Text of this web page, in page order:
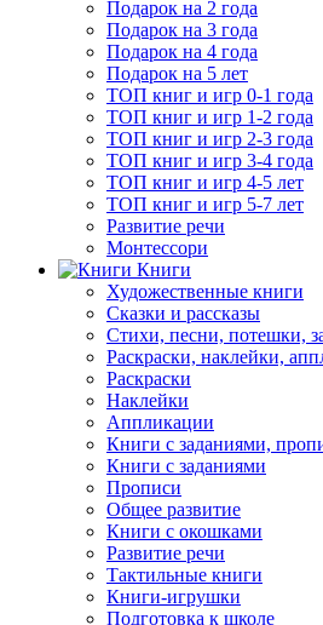
Подарок на 2 года
Подарок на 3 года
Подарок на 4 года
Подарок на 5 лет
ТОП книг и игр 0-1 года
ТОП книг и игр 1-2 года
ТОП книг и игр 2-3 года
ТОП книг и игр 3-4 года
ТОП книг и игр 4-5 лет
ТОП книг и игр 5-7 лет
Развитие речи
Монтессори
Книги
Художественные книги
Сказки и рассказы
Стихи, песни, потешки,
Раскраски, наклейки,
Раскраски
Наклейки
Аппликации
Книги с заданиями,
Книги с заданиями
Прописи
Общее развитие
Книги с окошками
Развитие речи
Тактильные книги
Книги-игрушки
Подготовка к школе